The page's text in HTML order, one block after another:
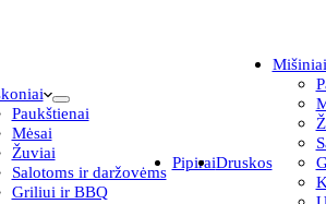
Paukštienai
Mėsai
Žuviai
Salotoms ir daržovėms
Griliui ir BBQ
PipiraiDruskos
Mišiniai